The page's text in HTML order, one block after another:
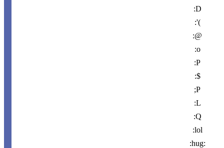
:D
:'(
:@
:o
:P
:$
;P
:L
:Q
:lol
:hug: